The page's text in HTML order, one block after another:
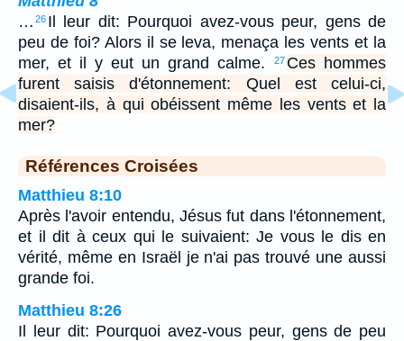
… 26 Il leur dit: Pourquoi avez-vous peur, gens de
peu de foi? Alors il se leva, menaça les vents et la
mer, et il y eut un grand calme.
27 Ces hommes
furent saisis d'étonnement: Quel est celui-ci,
disaient-ils, à qui obéissent même les vents et la
mer?
Références Croisées
Matthieu 8:10
Après l'avoir entendu, Jésus fut dans l'étonnement,
et il dit à ceux qui le suivaient: Je vous le dis en
vérité, même en Israël je n'ai pas trouvé une aussi
grande foi.
Matthieu 8:26
Il leur dit: Pourquoi avez-vous peur, gens de peu